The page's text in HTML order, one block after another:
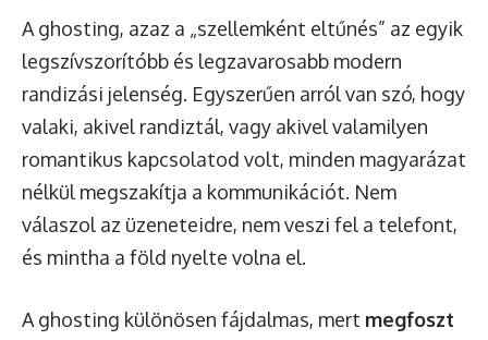
A ghosting, azaz a „szellemként eltűnés” az egyik
legszívszorítóbb és legzavarosabb modern
randizási jelenség. Egyszerűen arról van szó, hogy
valaki, akivel randiztál, vagy akivel valamilyen
romantikus kapcsolatod volt, minden magyarázat
nélkül megszakítja a kommunikációt. Nem
válaszol az üzeneteidre, nem veszi fel a telefont,
és mintha a föld nyelte volna el.
A ghosting különösen fájdalmas, mert megfoszt